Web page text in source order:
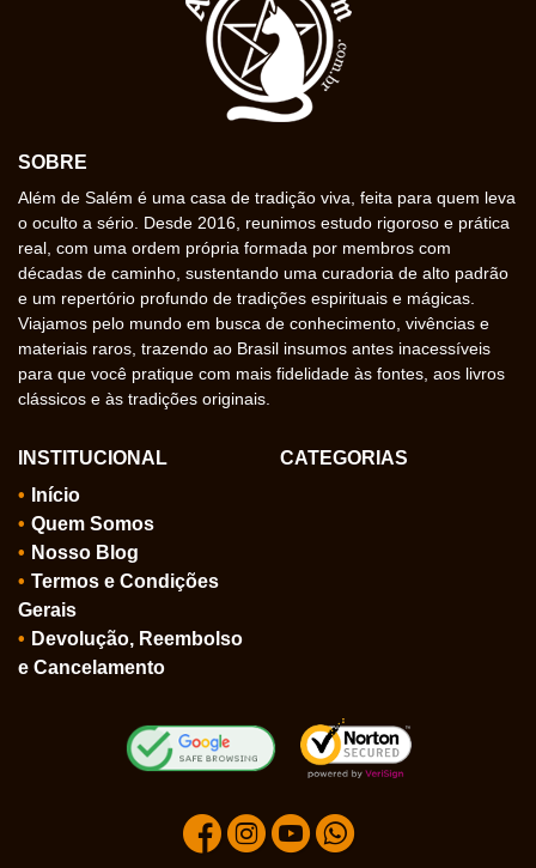
SOBRE
Além de Salém é uma casa de tradição viva, feita para quem leva
o oculto a sério. Desde 2016, reunimos estudo rigoroso e prática
real, com uma ordem própria formada por membros com
décadas de caminho, sustentando uma curadoria de alto padrão
e um repertório profundo de tradições espirituais e mágicas.
Viajamos pelo mundo em busca de conhecimento, vivências e
materiais raros, trazendo ao Brasil insumos antes inacessíveis
para que você pratique com mais fidelidade às fontes, aos livros
clássicos e às tradições originais.
INSTITUCIONAL
Início
Quem Somos
Nosso Blog
Termos e Condições
Gerais
Devolução, Reembolso
e Cancelamento
CATEGORIAS